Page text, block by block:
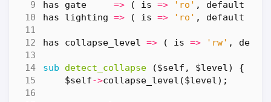
has gate => ( is => 'ro' , default
has
lighting => ( is => 'ro' , default
has collapse_level => ( is => 'rw' ,
sub detect_collapse
($self, $level) {
$self->collapse_level ($level);